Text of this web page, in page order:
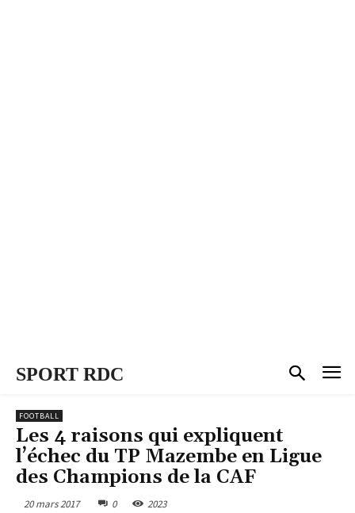
SPORT RDC
FOOTBALL
Les 4 raisons qui expliquent
l’échec du TP Mazembe en Ligue
des Champions de la CAF
20 mars 2017 0 2023